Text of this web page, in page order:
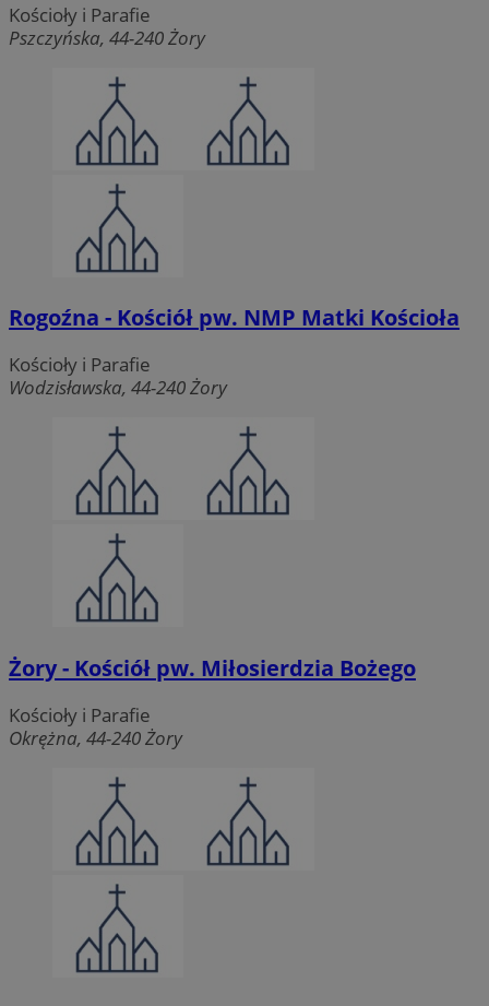
Kościoły i Parafie
Pszczyńska, 44-240 Żory
Rogoźna - Kościół pw. NMP Matki Kościoła
Kościoły i Parafie
Wodzisławska, 44-240 Żory
Żory - Kościół pw. Miłosierdzia Bożego
Kościoły i Parafie
Okrężna, 44-240 Żory